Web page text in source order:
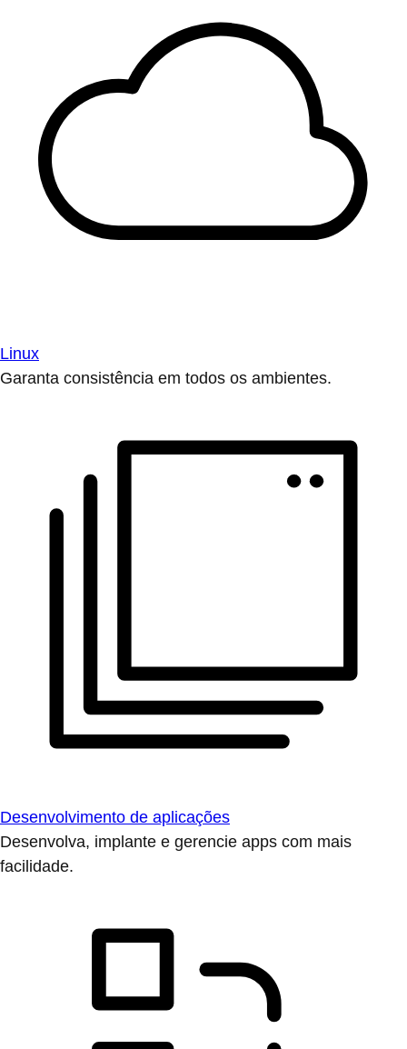
Linux
Garanta consistência em todos os ambientes.
Desenvolvimento de aplicações
Desenvolva, implante e gerencie apps com mais
facilidade.